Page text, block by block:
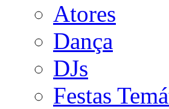
Atores
Dança
DJs
Festas